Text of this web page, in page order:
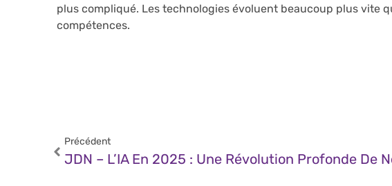
plus compliqué. Les technologies évoluent beaucoup plus vite
compétences.
Précédent